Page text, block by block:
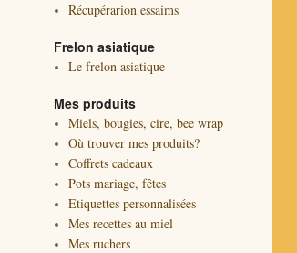
Récupérarion essaims
Frelon asiatique
Le frelon asiatique
Mes produits
Miels, bougies, cire, bee wrap
Où trouver mes produits?
Coffrets cadeaux
Pots mariage, fêtes
Etiquettes personnalisées
Mes recettes au miel
Mes ruchers